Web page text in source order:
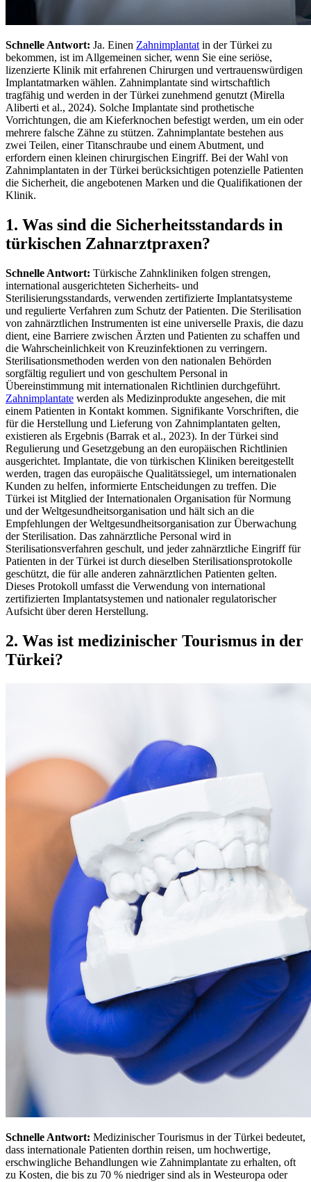
Schnelle Antwort: Ja. Einen Zahnimplantat in der Türkei zu
bekommen, ist im Allgemeinen sicher, wenn Sie eine seriöse,
lizenzierte Klinik mit erfahrenen Chirurgen und vertrauenswürdigen
Implantatmarken wählen. Zahnimplantate sind wirtschaftlich
tragfähig und werden in der Türkei zunehmend genutzt (Mirella
Aliberti et al., 2024). Solche Implantate sind prothetische
Vorrichtungen, die am Kieferknochen befestigt werden, um ein oder
mehrere falsche Zähne zu stützen. Zahnimplantate bestehen aus
zwei Teilen, einer Titanschraube und einem Abutment, und
erfordern einen kleinen chirurgischen Eingriff. Bei der Wahl von
Zahnimplantaten in der Türkei berücksichtigen potenzielle Patienten
die Sicherheit, die angebotenen Marken und die Qualifikationen der
Klinik.
1. Was sind die Sicherheitsstandards in
türkischen Zahnarztpraxen?
Schnelle Antwort: Türkische Zahnkliniken folgen strengen,
international ausgerichteten Sicherheits- und
Sterilisierungsstandards, verwenden zertifizierte Implantatsysteme
und regulierte Verfahren zum Schutz der Patienten. Die Sterilisation
von zahnärztlichen Instrumenten ist eine universelle Praxis, die dazu
dient, eine Barriere zwischen Ärzten und Patienten zu schaffen und
die Wahrscheinlichkeit von Kreuzinfektionen zu verringern.
Sterilisationsmethoden werden von den nationalen Behörden
sorgfältig reguliert und von geschultem Personal in
Übereinstimmung mit internationalen Richtlinien durchgeführt.
Zahnimplantate werden als Medizinprodukte angesehen, die mit
einem Patienten in Kontakt kommen. Signifikante Vorschriften, die
für die Herstellung und Lieferung von Zahnimplantaten gelten,
existieren als Ergebnis (Barrak et al., 2023). In der Türkei sind
Regulierung und Gesetzgebung an den europäischen Richtlinien
ausgerichtet. Implantate, die von türkischen Kliniken bereitgestellt
werden, tragen das europäische Qualitätssiegel, um internationalen
Kunden zu helfen, informierte Entscheidungen zu treffen. Die
Türkei ist Mitglied der Internationalen Organisation für Normung
und der Weltgesundheitsorganisation und hält sich an die
Empfehlungen der Weltgesundheitsorganisation zur Überwachung
der Sterilisation. Das zahnärztliche Personal wird in
Sterilisationsverfahren geschult, und jeder zahnärztliche Eingriff für
Patienten in der Türkei ist durch dieselben Sterilisationsprotokolle
geschützt, die für alle anderen zahnärztlichen Patienten gelten.
Dieses Protokoll umfasst die Verwendung von international
zertifizierten Implantatsystemen und nationaler regulatorischer
Aufsicht über deren Herstellung.
2. Was ist medizinischer Tourismus in der
Türkei?
Schnelle Antwort: Medizinischer Tourismus in der Türkei bedeutet,
dass internationale Patienten dorthin reisen, um hochwertige,
erschwingliche Behandlungen wie Zahnimplantate zu erhalten, oft
zu Kosten, die bis zu 70 % niedriger sind als in Westeuropa oder